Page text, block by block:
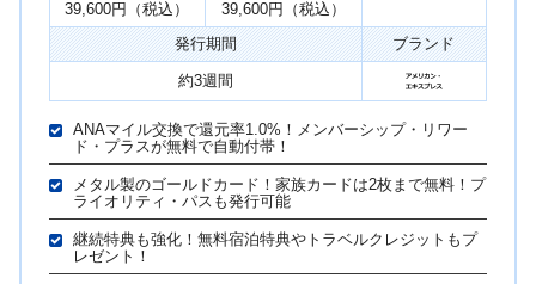
39,600円（税込）
39,600円（税込）
発行期間
ブランド
約3週間
ANAマイル交換で還元率1.0%！メンバーシップ・リワー
ド・プラスが無料で自動付帯！
メタル製のゴールドカード！家族カードは2枚まで無料！プ
ライオリティ・パスも発行可能
継続特典も強化！無料宿泊特典やトラベルクレジットもプ
レゼント！